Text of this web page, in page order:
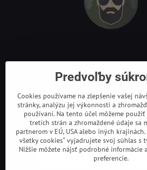
Predvoľby
Cookies používame na zlepšenie vašej
stránky, analýzu jej výkonnosti a
používaní. Na tento účel môžeme
tretích strán a zhromaždené údaje sa
partnerom v EÚ, USA alebo iných
všetky cookies“ vyjadrujete svoj súhlas s
Nižšie môžete nájsť podrobné informácie
preferencie.